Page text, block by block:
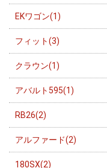
EKワゴン(1)
フィット(3)
クラウン(1)
アバルト595(1)
RB26(2)
アルファード(2)
180SX(2)